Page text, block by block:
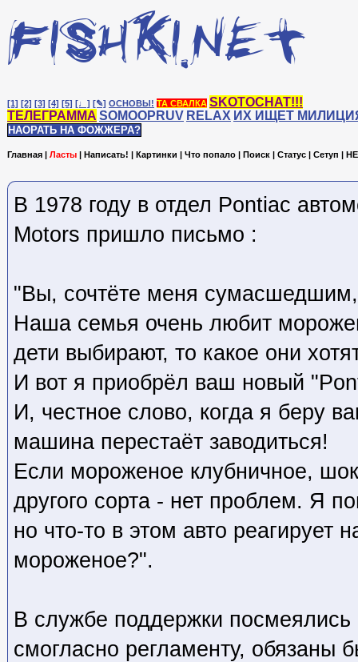
[1] [2] [3] [4] [5] [♩] [✎] ОСНОВЫ! ТА СВАЛКА SKOTOCHAT!!!
ТЕЛЕГРАММА SOMOOPRUV RELAX ИХ ИЩЕТ
НАОРАТЬ НА ФОЖЖЕРА?
Главная | Ласты | Написать! | Картинки | Что попало | Поиск | Статус | Сетуп |
В 1978 году в отдел Pontiac
Motors пришло письмо :
"Вы, сочтёте меня
Наша семья очень любит
дети выбирают, то какое они
И вот я приобрёл ваш новый
И, честное слово, когда я беру
машина перестаёт заводиться!
Если мороженое клубничное,
другого сорта - нет проблем. Я
но что-то в этом авто реагирует
мороженое?".
В службе поддержки
смогласно регламенту, обязаны